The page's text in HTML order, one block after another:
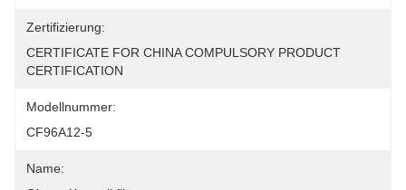
Zertifizierung:
CERTIFICATE FOR CHINA COMPULSORY PRODUCT
CERTIFICATION
Modellnummer:
CF96A12-5
Name: